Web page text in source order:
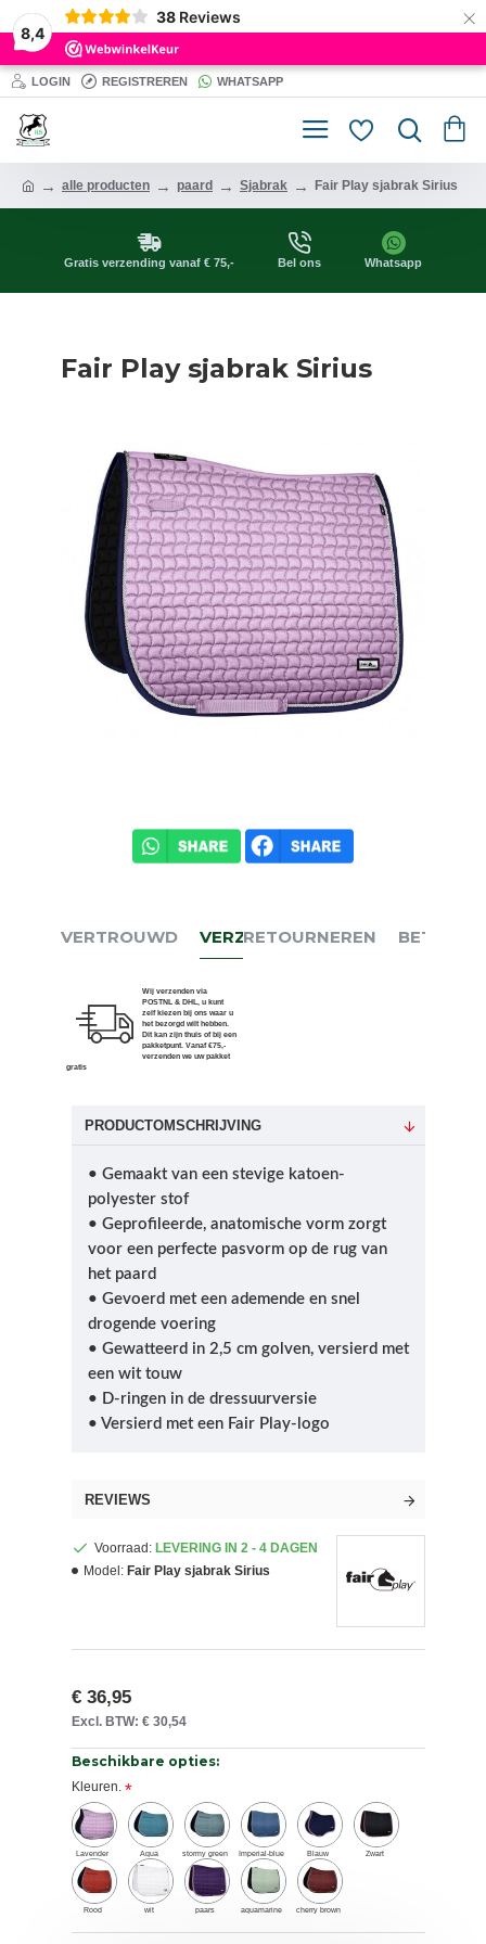
8,4
38 Reviews ×
LOGIN REGISTREREN WHATSAPP
alle producten paard Sjabrak Fair Play sjabrak Sirius
Gratis verzending vanaf € 75,- Bel ons Whatsapp
Fair Play sjabrak Sirius
VERTROUWD VERZENDEN
Wij verzenden via
POSTNL & DHL, u kunt
zelf kiezen bij ons waar u
het bezorgd wilt hebben.
Dit kan zijn thuis of bij een
pakketpunt. Vanaf €75,-
verzenden we uw pakket
gratis
RETOURNEREN BETALEN
PRODUCTOMSCHRIJVING
• Gemaakt van een stevige katoen-
polyester stof
• Geprofileerde, anatomische vorm zorgt
voor een perfecte pasvorm op de rug van
het paard
• Gevoerd met een ademende en snel
drogende voering
• Gewatteerd in 2,5 cm golven, versierd met
een wit touw
• D-ringen in de dressuurversie
• Versierd met een Fair Play-logo
REVIEWS
Voorraad: LEVERING IN 2 - 4 DAGEN
Model: Fair Play sjabrak Sirius
€ 36,95
Excl. BTW: € 30,54
Beschikbare opties:
Kleuren.
Lavender Aqua stormy green Imperial-blue Blauw Zwart
Rood wit paars aquamarine cherry brown